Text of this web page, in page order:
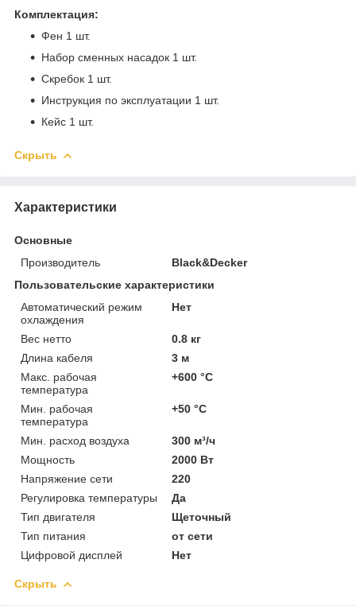
Комплектация:
Фен 1 шт.
Набор сменных насадок 1 шт.
Скребок 1 шт.
Инструкция по эксплуатации 1 шт.
Кейс 1 шт.
Скрыть
Характеристики
Основные
Производитель
Black&Decker
Пользовательские характеристики
Автоматический режим
охлаждения
Нет
Вес нетто
0.8 кг
Длина кабеля
3 м
Макс. рабочая
температура
+600 °C
Мин. рабочая
температура
+50 °C
Мин. расход воздуха
300 м³/ч
Мощность
2000 Вт
Напряжение сети
220
Регулировка температуры
Да
Тип двигателя
Щеточный
Тип питания
от сети
Цифровой дисплей
Нет
Скрыть